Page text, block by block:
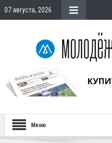
07 августа, 2026
Меню